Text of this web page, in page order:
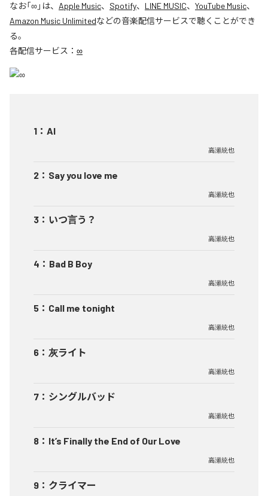
なお「∞」は、 Apple Music、 Spotify、 LINE MUSIC、 YouTube Music、
Amazon Music Unlimitedなどの音楽配信サービスで聴くことができ
る。
各配信サービス： ∞
1 ： AI
高瀬統也
2 ： Say you love me
高瀬統也
3 ： いつ言う？
高瀬統也
4 ： Bad B Boy
高瀬統也
5 ： Call me tonight
高瀬統也
6 ： 灰ライト
高瀬統也
7 ： シングルバッド
高瀬統也
8 ： It’s Finally the End of Our Love
高瀬統也
9 ： クライマー